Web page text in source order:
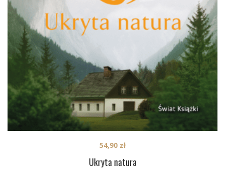
Ukryta natura
54,90 zł